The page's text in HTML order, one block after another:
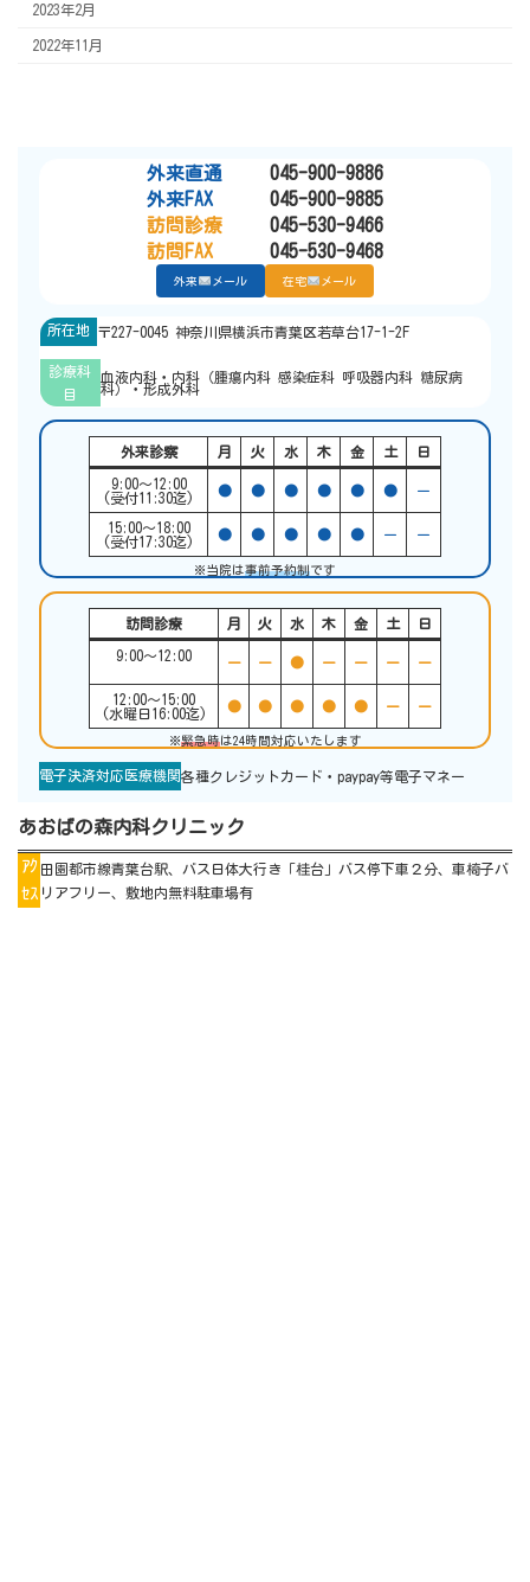
2023年2月
2022年11月
外来直通 045-900-9886
外来FAX
045-900-9885
訪問診療 045-530-9466
訪問FAX
045-530-9468
外来 メール 在宅 メール
所在地 〒227-0045 神奈川県横浜市青葉区若草台17-1-2F
診療科
目
血液内科・内科（腫瘍内科 感染症科 呼吸器内科 糖尿病
科）・形成外科
外来診察 月 火 水 木 金 土 日
9:00〜12:00
(受付11:30迄)
● ● ● ● ● ● ー
15:00〜18:00
(受付17:30迄)
● ● ● ● ● ー ー
※当院は事前予約制です
訪問診療 月 火 水 木 金 土 日
9:00〜12:00 ー ー ● ー ー ー ー
12:00〜15:00
(水曜日16:00迄)
● ● ● ● ● ー ー
※緊急時は24時間対応いたします
電子決済対応医療機関各種クレジットカード・paypay等電子マネー
あおばの森内科クリニック
ｱｸ
ｾｽ
田園都市線青葉台駅、バス日体大行き「桂台」バス停下車２分、車椅子バ
リアフリー、敷地内無料駐車場有